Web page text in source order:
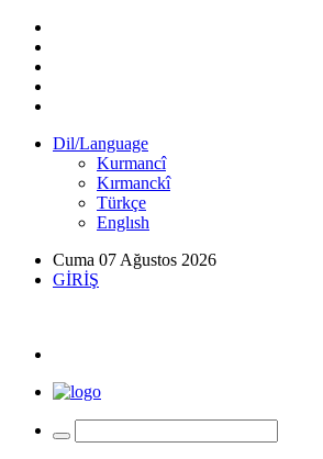
Dil/Language
Kurmancî
Kırmanckî
Türkçe
Englısh
Cuma 07 Ağustos 2026
GİRİŞ